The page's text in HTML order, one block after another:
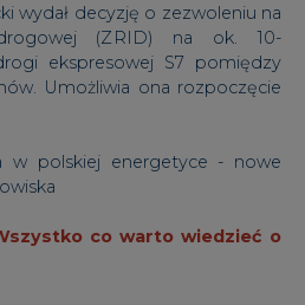
wydał decyzję o zezwoleniu na
(ZRID) na ok. 10-
ekspresowej S7 pomiędzy
Umożliwia ona rozpoczęcie
w polskiej energetyce - nowe
co warto wiedzieć o